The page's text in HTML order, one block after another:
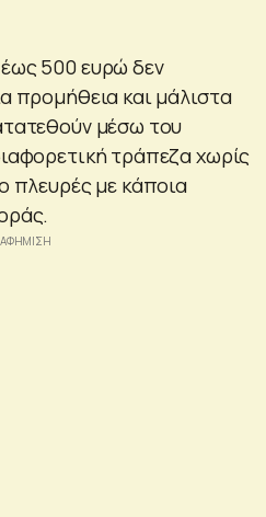
500 ευρώ δεν
προμήθεια και μάλιστα
μέσω του
τράπεζα χωρίς
πλευρές με κάποια